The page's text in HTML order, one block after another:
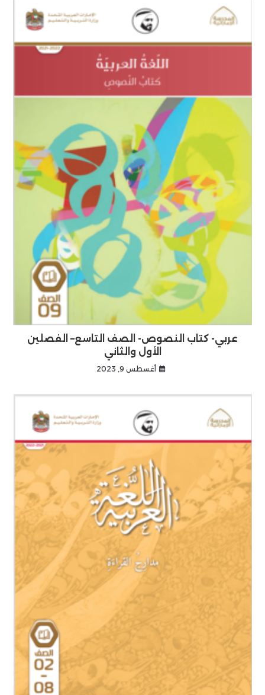
عربي- كتاب النصوص- الصف التاسع– الفصلين
الأول والثاني
أغسطس 9, 2023